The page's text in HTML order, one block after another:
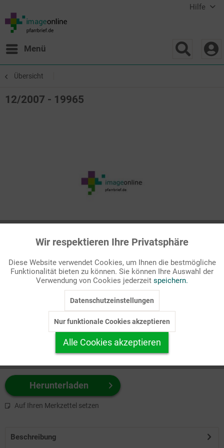
Hilfe
Menü
Übersicht
12/2007 - 19965
Passende Stichworte
Seelsorge
zuerst Ihr Produktformat aus.
z.B. Farbe-Grafik, Schwarz-Weiß-Grafik, mit/ohne Text ...
Herunterladen
Auf Ihren Merkzettel setzen
Beschreibung
Funktionale Aktiv
Marketing Inaktiv
Personalisierung Inaktiv
Service
Wir respektieren Ihre Privatsphäre
Diese Website verwendet Cookies, um Ihnen die bestmögliche
Funktionalität bieten zu können. Sie können Ihre Auswahl der
Verwendung von Cookies jederzeit speichern.
Datenschutzeinstellungen
Nur funktionale Cookies akzeptieren
Alle Cookies akzeptieren